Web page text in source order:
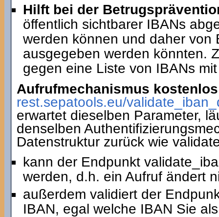
Hilft bei der
öffentlich sichtbarer IBANs
werden können und daher von
ausgegeben werden könnten.
gegen eine Liste von IBANs
Aufrufmechanismus
rest.sepatools.eu/
erwartet dieselben Parameter,
denselben
Datenstruktur zurück wie
kann der Endpunkt
werden, d.h. ein Aufruf ändert
außerdem validiert der
IBAN, egal welche IBAN Sie